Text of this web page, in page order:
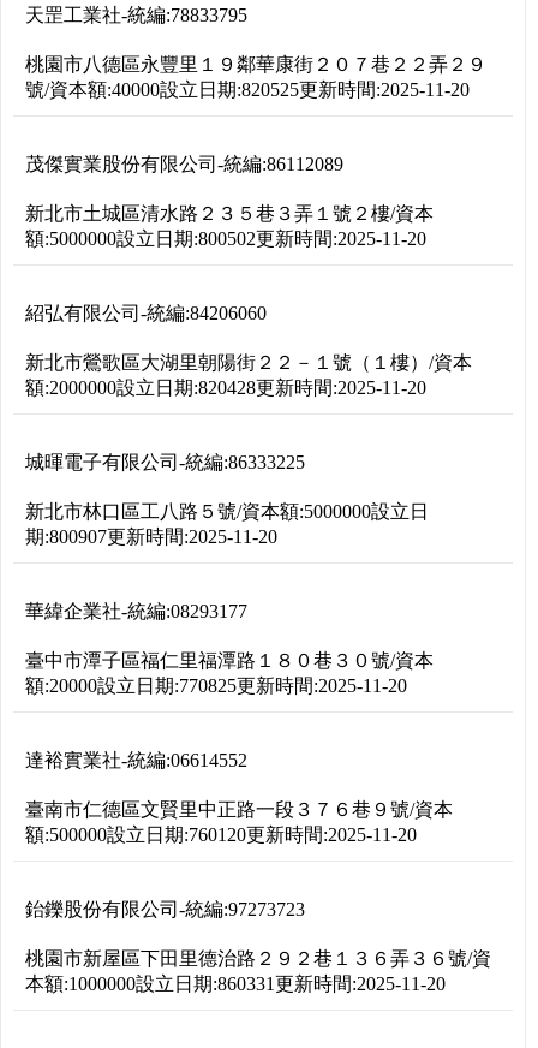
天罡工業社-統編:78833795
桃園市八德區永豐里１９鄰華康街２０７巷２２弄２９
號/資本額:40000設立日期:820525更新時間:2025-11-20
茂傑實業股份有限公司 -統編:86112089
新北市土城區清水路２３５巷３弄１號２樓/資本
額:5000000設立日期:800502更新時間:2025-11-20
紹弘有限公司 -統編:84206060
新北市鶯歌區大湖里朝陽街２２－１號（１樓） /資本
額:2000000設立日期:820428更新時間:2025-11-20
城暉電子有限公司 -統編:86333225
新北市林口區工八路５號/資本額:5000000設立日
期:800907更新時間:2025-11-20
華緯企業社-統編:08293177
臺中市潭子區福仁里福潭路１８０巷３０號/資本
額:20000設立日期:770825更新時間:2025-11-20
達裕實業社-統編:06614552
臺南市仁德區文賢里中正路一段３７６巷９號/資本
額:500000設立日期:760120更新時間:2025-11-20
鈶鑠股份有限公司 -統編:97273723
桃園市新屋區下田里德治路２９２巷１３６弄３６號/資
本額:1000000設立日期:860331更新時間:2025-11-20